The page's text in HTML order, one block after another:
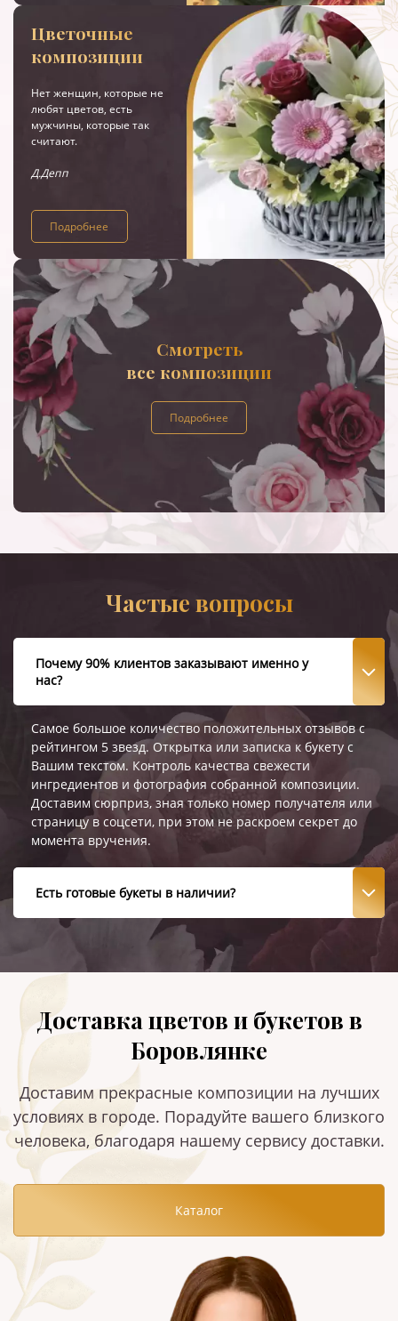
Цветочные
композиции
Нет женщин, которые не
любят цветов, есть
мужчины, которые так
считают.
Д.Депп
Подробнее
Смотреть
все композиции
Подробнее
Частые вопросы
Почему 90% клиентов заказывают именно у
нас?
Самое большое количество положительных отзывов с
рейтингом 5 звезд. Открытка или записка к букету с
Вашим текстом. Контроль качества свежести
ингредиентов и фотография собранной композиции.
Доставим сюрприз, зная только номер получателя или
страницу в соцсети, при этом не раскроем секрет до
момента вручения.
Есть готовые букеты в наличии?
Доставка цветов и букетов в
Боровлянке
Доставим прекрасные композиции на лучших
условиях в городе. Порадуйте вашего близкого
человека, благодаря нашему сервису доставки.
Каталог